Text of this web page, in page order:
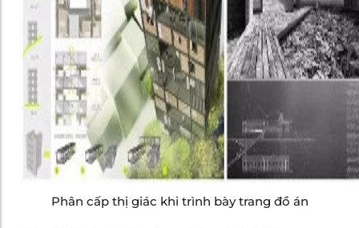
Phân cấp thị giác khi trình bày trang đồ án